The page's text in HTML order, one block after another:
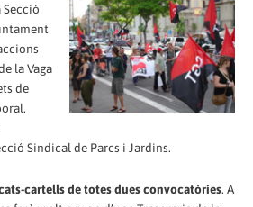
Secció
la Vaga
de
Sindical de Parcs i Jardins.
cartells de totes dues convocatòries. A